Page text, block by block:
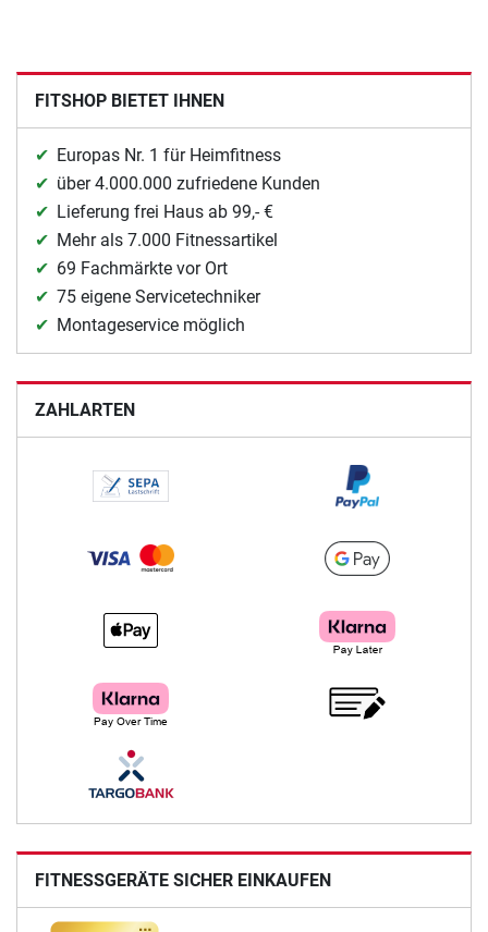
FITSHOP BIETET IHNEN
Europas Nr. 1 für Heimfitness
über 4.000.000 zufriedene Kunden
Lieferung frei Haus ab 99,- €
Mehr als 7.000 Fitnessartikel
69 Fachmärkte vor Ort
75 eigene Servicetechniker
Montageservice möglich
ZAHLARTEN
FITNESSGERÄTE SICHER EINKAUFEN